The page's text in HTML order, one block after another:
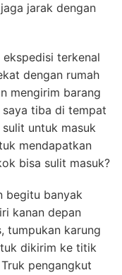
jarak dengan
terkenal
dengan rumah
mengirim barang
saya tiba di tempat
untuk masuk
mendapatkan
bisa sulit masuk?
begitu banyak
kanan depan
tumpukan karung
dikirim ke titik
pengangkut